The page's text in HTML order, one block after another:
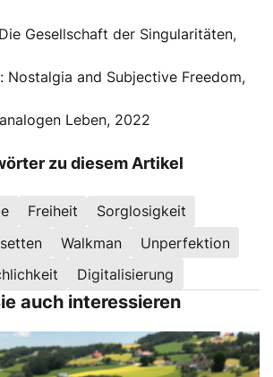
Gesellschaft der Singularitäten,
Nostalgia and Subjective Freedom,
Leben, 2022
zu diesem Artikel
Freiheit
Sorglosigkeit
Walkman
Unperfektion
Digitalisierung
auch interessieren